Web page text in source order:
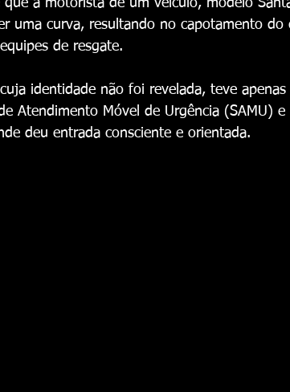
a motorista de um veículo, modelo
uma curva, resultando no capotamento do
de resgate.
identidade não foi revelada, teve apenas
Atendimento Móvel de Urgência (SAMU) e
deu entrada consciente e orientada.